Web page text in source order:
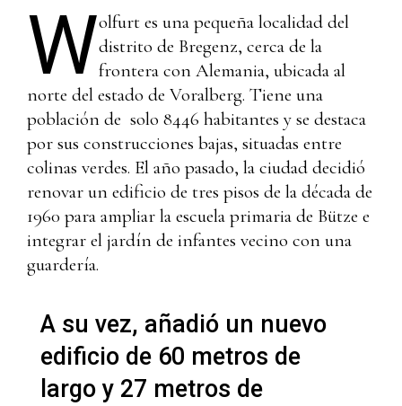
Wolfurt es una pequeña localidad del
distrito de Bregenz, cerca de la
frontera con Alemania, ubicada al
norte del estado de Voralberg. Tiene una
población de solo 8446 habitantes y se destaca
por sus construcciones bajas, situadas entre
colinas verdes. El año pasado, la ciudad decidió
renovar un edificio de tres pisos de la década de
1960 para ampliar la escuela primaria de Bütze e
integrar el jardín de infantes vecino con una
guardería.
A su vez, añadió un nuevo
edificio de 60 metros de
largo y 27 metros de